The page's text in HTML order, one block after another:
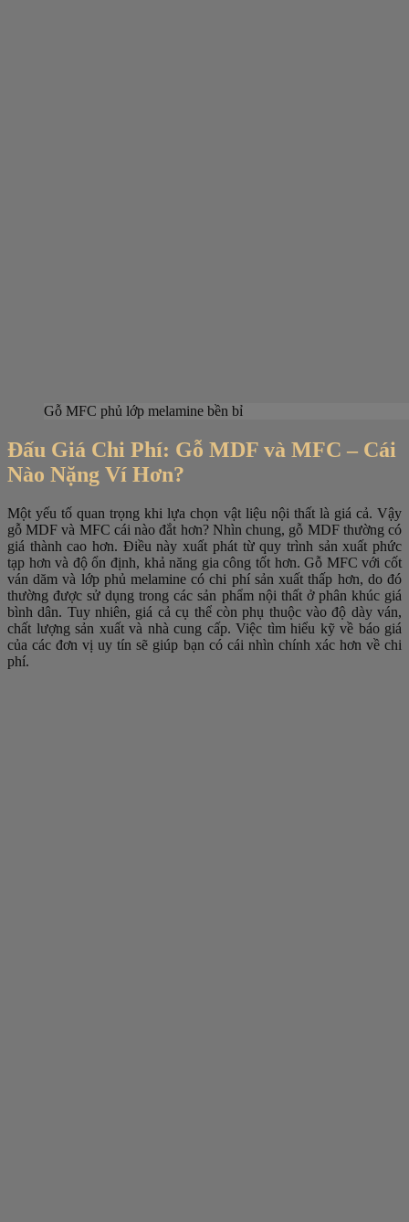
Gỗ MFC phủ lớp melamine bền bỉ
Đấu Giá Chi Phí: Gỗ MDF và MFC – Cái
Nào Nặng Ví Hơn?
Một yếu tố quan trọng khi lựa chọn vật liệu nội thất là giá cả. Vậy
gỗ MDF và MFC cái nào đắt hơn? Nhìn chung, gỗ MDF thường có
giá thành cao hơn. Điều này xuất phát từ quy trình sản xuất phức
tạp hơn và độ ổn định, khả năng gia công tốt hơn. Gỗ MFC với cốt
ván dăm và lớp phủ melamine có chi phí sản xuất thấp hơn, do đó
thường được sử dụng trong các sản phẩm nội thất ở phân khúc giá
bình dân. Tuy nhiên, giá cả cụ thể còn phụ thuộc vào độ dày ván,
chất lượng sản xuất và nhà cung cấp. Việc tìm hiểu kỹ về báo giá
của các đơn vị uy tín sẽ giúp bạn có cái nhìn chính xác hơn về chi
phí.